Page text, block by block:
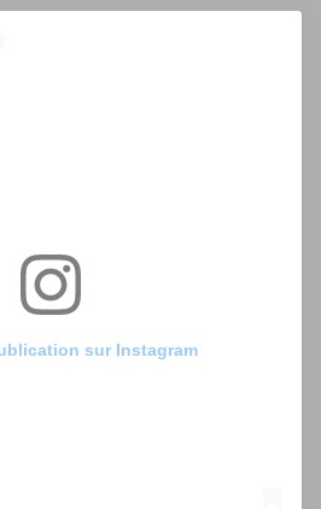
sur Instagram